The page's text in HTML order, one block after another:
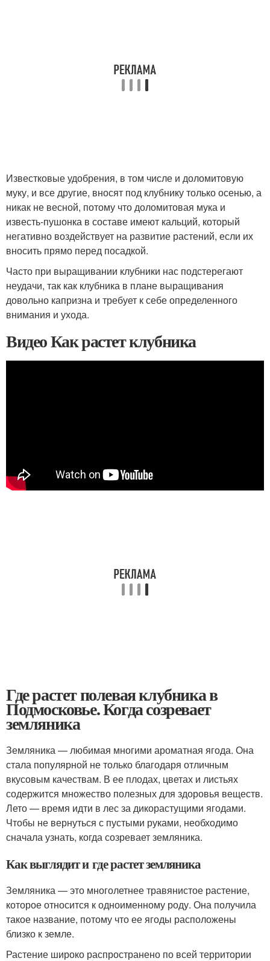
Известковые удобрения, в том числе и доломитовую
муку, и все другие, вносят под клубнику только осенью, а
никак не весной, потому что доломитовая мука и
известь-пушонка в составе имеют кальций, который
негативно воздействует на развитие растений, если их
вносить прямо перед посадкой.
Часто при выращивании клубники нас подстерегают
неудачи, так как клубника в плане выращивания
довольно капризна и требует к себе определенного
внимания и ухода.
Видео Как растет клубника
Где растет полевая клубника в
Подмосковье. Когда созревает
земляника
Земляника — любимая многими ароматная ягода. Она
стала популярной не только благодаря отличным
вкусовым качествам. В ее плодах, цветах и листьях
содержится множество полезных для здоровья веществ.
Лето — время идти в лес за дикорастущими ягодами.
Чтобы не вернуться с пустыми руками, необходимо
сначала узнать, когда созревает земляника.
Как выглядит и где растет земляника
Земляника — это многолетнее травянистое растение,
которое относится к одноименному роду. Она получила
такое название, потому что ее ягоды расположены
близко к земле.
Растение широко распространено по всей территории